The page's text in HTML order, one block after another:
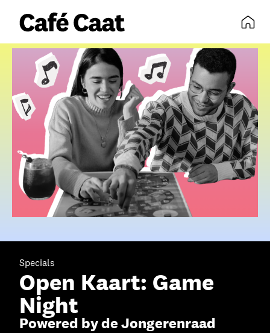
volledige agenda
Specials
Open Kaart: Game
Night
Powered by de Jongerenraad